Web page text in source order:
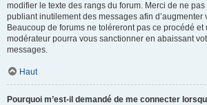
modifier le texte des rangs du forum. Merci de ne
publiant inutilement des messages afin d’augmenter
Beaucoup de forums ne toléreront pas ce procédé
modérateur pourra vous sanctionner en abaissant
messages.
Haut
Pourquoi m’est-il demandé de me connecter